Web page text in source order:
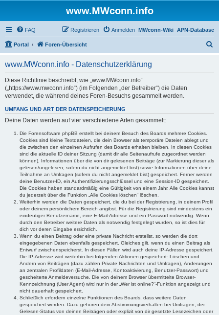
www.MWconn.info
FAQ APN-Database
MWconn-Wiki
Anmelden
Registrieren
Portal Foren-Übersicht
www.MWconn.info - Datenschutzerklärung
Diese Richtlinie beschreibt, wie „www.MWconn.info“
(„https://www.mwconn.info“) (im Folgenden „der Betreiber“) die Daten
verwendet, die während deines Foren-Besuchs gesammelt werden.
UMFANG UND ART DER DATENSPEICHERUNG
Deine Daten werden auf vier verschiedene Arten gesammelt:
Die Forensoftware phpBB erstellt bei deinem Besuch des Boards mehrere Cookies.
Cookies sind kleine Textdateien, die dein Browser als temporäre Dateien ablegt und
die zwischen den einzelnen Aufrufen des Boards erhalten bleiben. In diesen Cookies
sind die aktuelle ID deiner Sitzung (damit dir alle Seitenaufrufe zugeordnet werden
können), Informationen über die von dir gelesenen Beiträge (zur Markierung dieser als
gelesen/ungelesen; sofern du nicht angemeldet bist) sowie Informationen über deine
Teilnahme an Umfragen (sofern du nicht angemeldet bist) gespeichert. Ferner werden
deine Benutzer-ID, ein Authentifizierungsschlüssel und eine Session-ID gespeichert.
Die Cookies haben standardmäßig eine Gültigkeit von einem Jahr. Alle Cookies kannst
du jederzeit über die Funktion „Alle Cookies löschen“ löschen.
Weiterhin werden die Daten gespeichert, die du bei der Registrierung, in deinem Profil
oder deinem persönlichem Bereich angibst. Für die Registrierung sind mindestens ein
eindeutiger Benutzername, eine E-Mail-Adresse und ein Passwort notwendig. Wenn
durch den Betreiber weitere Daten als notwendig festgelegt wurden, so ist dies für
dich vor deren Eingabe ersichtlich.
Wenn du einen Beitrag oder eine private Nachricht erstellst, so werden die dort
eingegebenen Daten ebenfalls gespeichert. Gleiches gilt, wenn du einen Beitrag als
Entwurf zwischenspeicherst. In diesen Fällen wird auch deine IP-Adresse gespeichert.
Die IP-Adresse wird weiterhin bei folgenden Aktionen gespeichert: Löschen und
Ändern von Beiträgen (dazu zählen Private Nachrichten und Umfragen), Änderungen
an zentralen Profildaten (E-Mail-Adresse, Kontoaktivierung, Benutzer-Passwort) und
gescheiterte Anmeldeversuche. Die von deinem Browser übermittelte Browser-
Kennzeichnung (User Agent) wird nur in der „Wer ist online?“-Funktion angezeigt und
nicht dauerhaft gespeichert.
Schließlich erfordern einzelne Funktionen des Boards, dass weitere Daten
gespeichert werden. Dazu gehören dein Abstimmungsverhalten bei Umfragen, der
Gelesen-Status von deinen Beiträgen oder explizit von dir gesetzte Lesezeichen oder